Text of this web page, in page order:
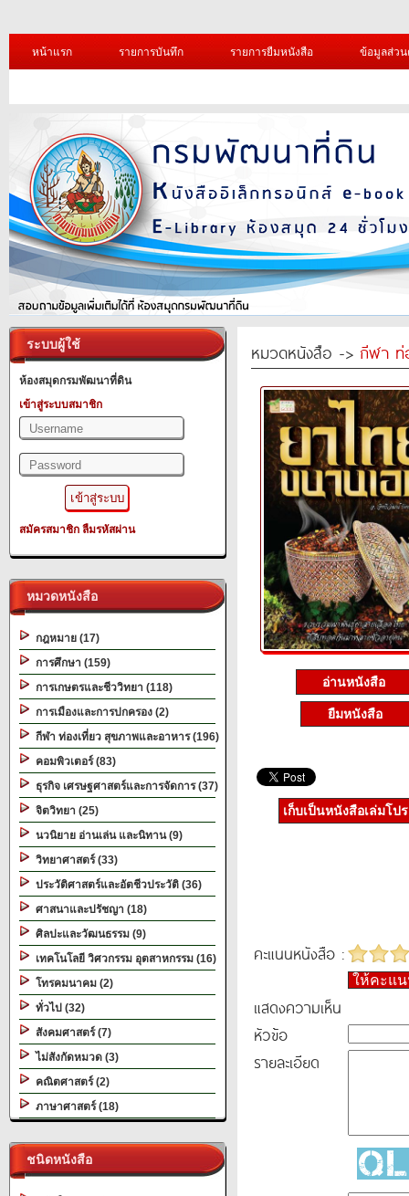
หน้าแรก รายการบันทึก รายการยืมหนังสือ ข้อมูลส่ว
ระบบผู้ใช้
ห้องสมุดกรมพัฒนาที่ดิน
เข้าสู่ระบบสมาชิก
สมัครสมาชิก ลืมรหัสผ่าน
หมวดหนังสือ
กฎหมาย (17)
การศึกษา (159)
การเกษตรและชีววิทยา (118)
การเมืองและการปกครอง (2)
กีฬา ท่องเที่ยว สุขภาพและอาหาร (196)
คอมพิวเตอร์ (83)
ธุรกิจ เศรษฐศาสตร์และการจัดการ (37)
จิตวิทยา (25)
นวนิยาย อ่านเล่น และนิทาน (9)
วิทยาศาสตร์ (33)
ประวัติศาสตร์และอัตชีวประวัติ (36)
ศาสนาและปรัชญา (18)
ศิลปะและวัฒนธรรม (9)
เทคโนโลยี วิศวกรรม อุตสาหกรรม (16)
โทรคมนาคม (2)
ทั่วไป (32)
สังคมศาสตร์ (7)
ไม่สังกัดหมวด (3)
คณิตศาสตร์ (2)
ภาษาศาสตร์ (18)
ชนิดหนังสือ
หมวดหนังสือ -> กีฬา ท่
อ่านหนังสือ
ยืมหนังสือ
เก็บเป็นหนังสือเล่มโป
คะแนนหนังสือ :
ให้คะแ
แสดงความเห็น
หัวข้อ
รายละเอียด